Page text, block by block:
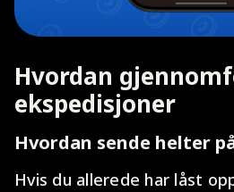
Hvordan
ekspedisjoner
Hvordan sende helter
Hvis du allerede har låst